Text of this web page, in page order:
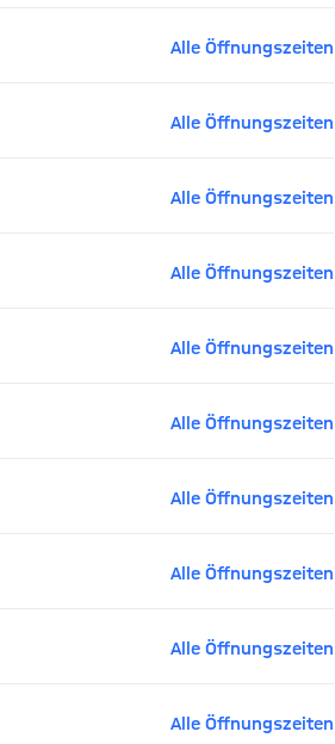
Alle Öffnungszeiten
Alle Öffnungszeiten
Alle Öffnungszeiten
Alle Öffnungszeiten
Alle Öffnungszeiten
Alle Öffnungszeiten
Alle Öffnungszeiten
Alle Öffnungszeiten
Alle Öffnungszeiten
Alle Öffnungszeiten